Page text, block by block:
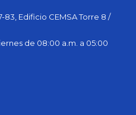
Edificio CEMSA Torre 8 /
de 08:00 a.m. a 05:00